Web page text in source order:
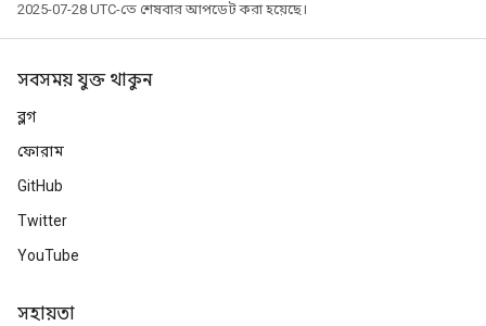
2025-07-28 UTC-তে শেষবার আপডেট করা হয়েছে।
সবসময় যুক্ত থাকুন
ব্লগ
ফোরাম
GitHub
Twitter
YouTube
সহায়তা